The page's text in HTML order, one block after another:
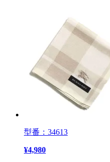
型番：34613
¥4,980